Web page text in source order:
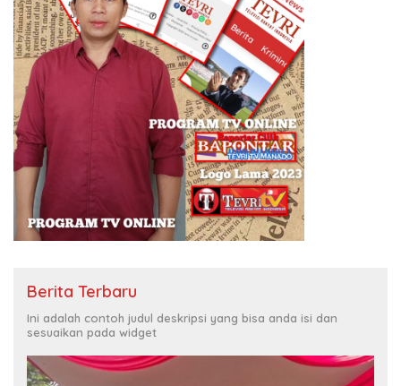
Berita Terbaru
Ini adalah contoh judul deskripsi yang bisa anda isi dan
sesuaikan pada widget